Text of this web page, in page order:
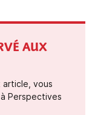
AUX
vous
Perspectives